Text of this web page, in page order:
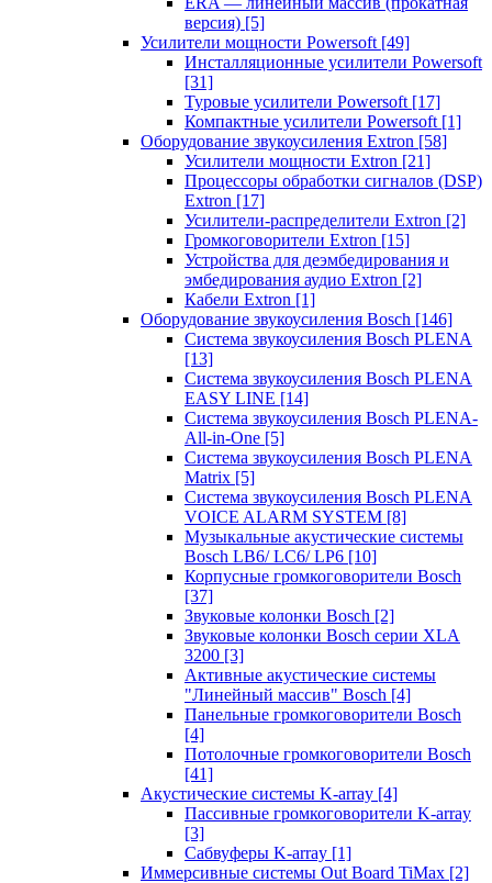
версия) [5]
Усилители мощности Powersoft [49]
Инсталляционные усилители Powersoft
[31]
Туровые усилители Powersoft [17]
Компактные усилители Powersoft [1]
Оборудование звукоусиления Extron [58]
Усилители мощности Extron [21]
Процессоры обработки сигналов (DSP)
Extron [17]
Усилители-распределители Extron [2]
Громкоговорители Extron [15]
Устройства для деэмбедирования и
эмбедирования аудио Extron [2]
Кабели Extron [1]
Оборудование звукоусиления Bosch [146]
Система звукоусиления Bosch PLENA
[13]
Система звукоусиления Bosch PLENA
EASY LINE [14]
Система звукоусиления Bosch PLENA-
All-in-One [5]
Система звукоусиления Bosch PLENA
Matrix [5]
Система звукоусиления Bosch PLENA
VOICE ALARM SYSTEM [8]
Музыкальные акустические системы
Bosch LB6/ LC6/ LP6 [10]
Корпусные громкоговорители Bosch
[37]
Звуковые колонки Bosch [2]
Звуковые колонки Bosch серии XLA
3200 [3]
Активные акустические системы
"Линейный массив" Bosch [4]
Панельные громкоговорители Bosch
[4]
Потолочные громкоговорители Bosch
[41]
Акустические системы K-array [4]
Пассивные громкоговорители K-array
[3]
Сабвуферы K-array [1]
Иммерсивные системы Out Board TiMax [2]